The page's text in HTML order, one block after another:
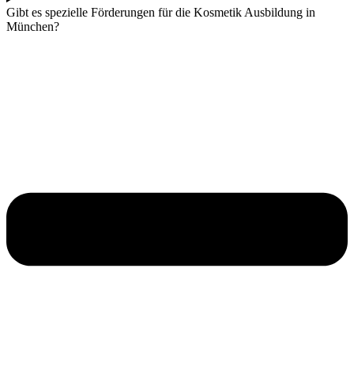
Gibt es spezielle Förderungen für die Kosmetik Ausbildung in
München?